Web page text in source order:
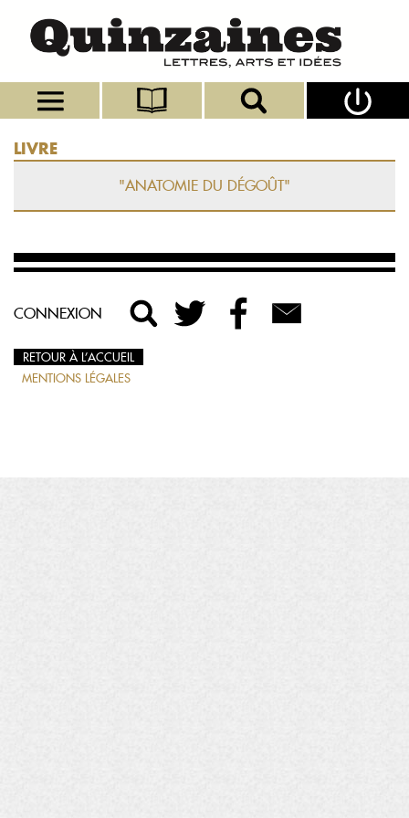
LIVRE
"ANATOMIE DU DÉGOÛT"
CONNEXION
RETOUR À L’ACCUEIL
MENTIONS LÉGALES